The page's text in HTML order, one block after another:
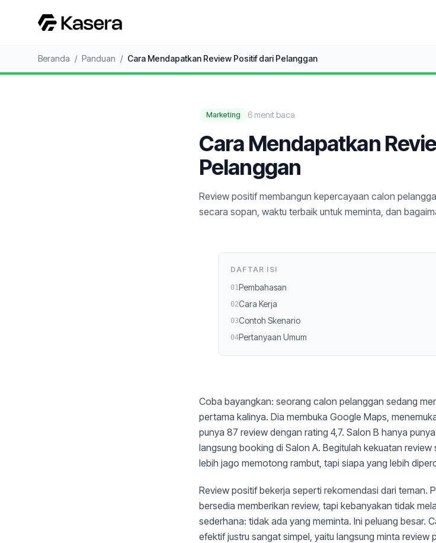
Beranda / Panduan / Cara Mendapatkan Review Positif dari Pelanggan
Marketing 6 menit baca
Cara Mendapatkan
Pelanggan
Review positif membangun kepercayaan calon
secara sopan, waktu terbaik untuk meminta, dan
DAFTAR ISI
01Pembahasan
02Cara Kerja
03Contoh Skenario
04Pertanyaan Umum
Coba bayangkan: seorang calon pelanggan sedang
pertama kalinya. Dia membuka Google Maps,
punya 87 review dengan rating 4,7. Salon B hanya
langsung booking di Salon A. Begitulah kekuatan
lebih jago memotong rambut, tapi siapa yang lebih
Review positif bekerja seperti rekomendasi dari teman.
bersedia memberikan review, tapi kebanyakan tidak
sederhana: tidak ada yang meminta. Ini peluang besar.
efektif justru sangat simpel, yaitu langsung minta review